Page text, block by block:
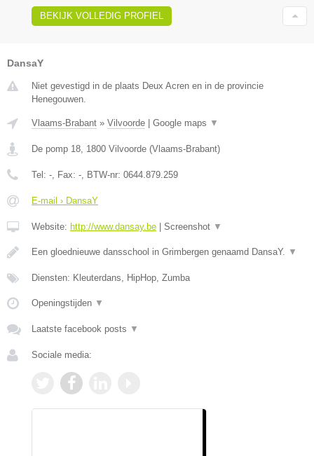
BEKIJK VOLLEDIG PROFIEL
DansaY
Niet gevestigd in de plaats Deux Acren en in de provincie
Henegouwen.
Vlaams-Brabant » Vilvoorde | Google maps ▼
De pomp 18 1800 Vilvoorde (Vlaams-Brabant)
Tel: - , Fax: - , BTW-nr: 0644.879.259
E-mail › DansaY
Website: http://www.dansay.be | Screenshot ▼
Een gloednieuwe dansschool in Grimbergen genaamd DansaY. ▼
Diensten: Kleuterdans, HipHop, Zumba
Openingstijden ▼
Laatste facebook posts ▼
Sociale media: